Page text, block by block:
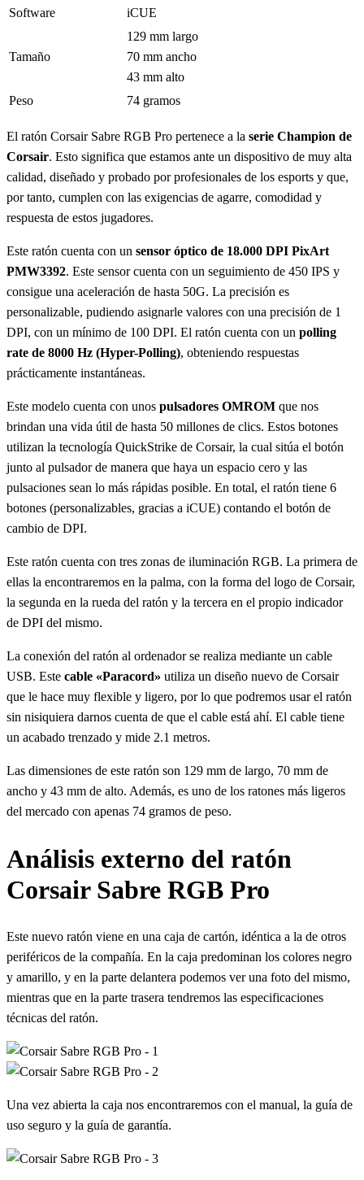
Software
iCUE
Tamaño
129 mm largo
70 mm ancho
43 mm alto
Peso
74 gramos
El ratón Corsair Sabre RGB Pro pertenece a la serie Champion de
Corsair. Esto significa que estamos ante un dispositivo de muy alta
calidad, diseñado y probado por profesionales de los esports y que,
por tanto, cumplen con las exigencias de agarre, comodidad y
respuesta de estos jugadores.
Este ratón cuenta con un sensor óptico de 18.000 DPI PixArt
PMW3392. Este sensor cuenta con un seguimiento de 450 IPS y
consigue una aceleración de hasta 50G. La precisión es
personalizable, pudiendo asignarle valores con una precisión de 1
DPI, con un mínimo de 100 DPI. El ratón cuenta con un polling
rate de 8000 Hz (Hyper-Polling), obteniendo respuestas
prácticamente instantáneas.
Este modelo cuenta con unos pulsadores OMROM que nos
brindan una vida útil de hasta 50 millones de clics. Estos botones
utilizan la tecnología QuickStrike de Corsair, la cual sitúa el botón
junto al pulsador de manera que haya un espacio cero y las
pulsaciones sean lo más rápidas posible. En total, el ratón tiene 6
botones (personalizables, gracias a iCUE) contando el botón de
cambio de DPI.
Este ratón cuenta con tres zonas de iluminación RGB. La primera de
ellas la encontraremos en la palma, con la forma del logo de Corsair,
la segunda en la rueda del ratón y la tercera en el propio indicador
de DPI del mismo.
La conexión del ratón al ordenador se realiza mediante un cable
USB. Este cable «Paracord» utiliza un diseño nuevo de Corsair
que le hace muy flexible y ligero, por lo que podremos usar el ratón
sin nisiquiera darnos cuenta de que el cable está ahí. El cable tiene
un acabado trenzado y mide 2.1 metros.
Las dimensiones de este ratón son 129 mm de largo, 70 mm de
ancho y 43 mm de alto. Además, es uno de los ratones más ligeros
del mercado con apenas 74 gramos de peso.
Análisis externo del ratón
Corsair Sabre RGB Pro
Este nuevo ratón viene en una caja de cartón, idéntica a la de otros
periféricos de la compañía. En la caja predominan los colores negro
y amarillo, y en la parte delantera podemos ver una foto del mismo,
mientras que en la parte trasera tendremos las especificaciones
técnicas del ratón.
Una vez abierta la caja nos encontraremos con el manual, la guía de
uso seguro y la guía de garantía.